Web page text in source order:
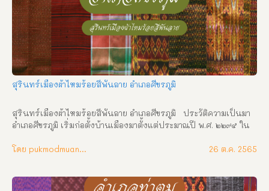
วิวาทกัน หลวงจินดานุรักษ์(ท้าวอุทา หรือท้าวอุดทา หลวงจินดา
รักษ์)) บุตรพระศรีนครชัย เจ้าเมืองรัตนบุรีคนเก่า ได้นำบัญชีหาง
ว่าว กรมการขุนหมื่นตัวเลขของพระศรีนครชัย ผู้เป็นบิดา รวม 500
คนเศษ ซึ่งเป็นราษฎรจากบ้านหวาย (รัตนบุรี) บ้านผือ บ้านไผ่ บ้าน
ช่อง บ้าน นาวอง บ้านแก บ้านจ้อ บ้านทับ บ้านโพธิ์ ไปตั้งอยู่ที่บ้าน
หนองสนม แขวงเมืองรัตนบุรี ได้ไปร้องทุกข์ ณ ศาลาว่าการลูกขุน
กล่าวหาว่า พระศรีนครชัยเจ้าเมืองรัตนบุรีคนเก่ากดขี่ข่มเหงได้รับ
ความเดือดร้อน จะขอสมัครไปขึ้นกับเมืองสุรินทร์ จึงมีตราโปรด
และขุนหมื่นตัวเลขให้ […]
สุรินทร์เมืองผ้าไหมร้อยสีพันลาย อำเภอศีขรภูมิ
สุรินทร์เมืองผ้าไหมร้อยสีพันลาย อำเภอศีขรภูมิ   ประวัติความเป็นมา
อำเภอศีขรภูมิ เริ่มก่อตั้งบ้านเมืองมาตั้งแต่ประมาณปี พ.ศ. ๒๒๙๕ ใน
ซึ่งต่อมาภายหลังได้ประกอบความดีความชอบในการปกครองราษฎร
ลำดับ ชาวอำเภอศีขรภูมิจึงถือว่า “หลวงไชยสุริยง” (เชียงไชย) เป็นเจ้า
โดย pukmodmuangthai 26 ต.ค. 2565